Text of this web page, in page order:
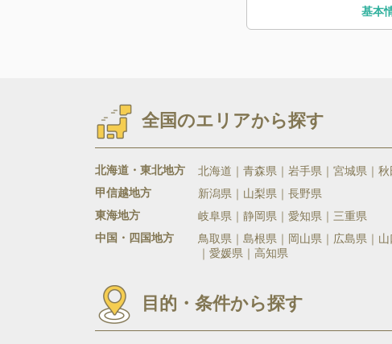
基本
全国のエリアから探す
北海道・東北地方 北海道 青森県 岩手県 宮城県 秋
甲信越地方
新潟県 山梨県 長野県
東海地方
岐阜県 静岡県 愛知県 三重県
中国・四国地方
鳥取県 島根県 岡山県 広島県 山
愛媛県
高知県
目的・条件から探す